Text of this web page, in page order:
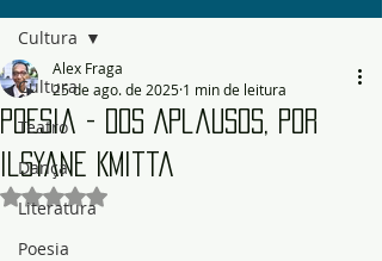
Cultura
Teatro
Dança
Literatura
Poesia
Cultura
Poesia - Dos Aplausos, por
Ilsyane Kmitta
Alex Fraga
25 de ago. de 2025 1 min de leitura
Avaliado com NaN de 5 estrelas.